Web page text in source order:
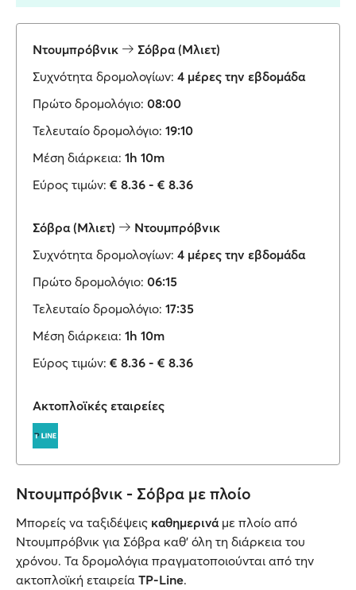
Ντουμπρόβνικ
Σόβρα (Μλιετ)
Συχνότητα δρομολογίων: 4 μέρες την εβδομάδα
Πρώτο δρομολόγιο: 08:00
Τελευταίο δρομολόγιο: 19:10
Μέση διάρκεια: 1h 10m
Εύρος τιμών: € 8.36 - € 8.36
Σόβρα (Μλιετ)
Ντουμπρόβνικ
Συχνότητα δρομολογίων: 4 μέρες την εβδομάδα
Πρώτο δρομολόγιο: 06:15
Τελευταίο δρομολόγιο: 17:35
Μέση διάρκεια: 1h 10m
Εύρος τιμών: € 8.36 - € 8.36
Ακτοπλοϊκές εταιρείες
Ντουμπρόβνικ - Σόβρα με πλοίο
Μπορείς να ταξιδέψεις καθημερινά με πλοίο από
Ντουμπρόβνικ για Σόβρα καθ’ όλη τη διάρκεια του
χρόνου. Τα δρομολόγια πραγματοποιούνται από την
ακτοπλοϊκή εταιρεία TP-Line.